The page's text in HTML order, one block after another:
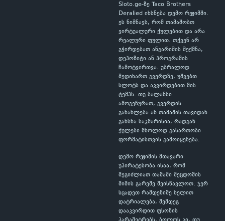
Sloto.ge-ზე Taco Brothers
Deralied იხსნება დემო რეჟიმში.
ეს ნიშნავს, რომ თამაშობთ
ვირტუალური ქულებით და არა
რეალური ფულით. თქვენ არ
გჭირდებათ ანგარიშის შექმნა,
დეპოზიტი ან პროგრამის
ჩამოტვირთვა. უბრალოდ
შედიხართ გვერდზე, უშვებთ
სლოტს და აკვირდებით მის
ტემპს. თუ ბალანსი
ამოგეწურათ, გვერდის
განახლება ან თამაშის თავიდან
გახსნა საკმარისია, რადგან
ქულები მხოლოდ გასართობი
ფორმატისთვის გამოიყენება.
დემო რეჟიმის მთავარი
უპირატესობა ისაა, რომ
შეგიძლიათ თამაში შეცდომის
შიშის გარეშე შეისწავლოთ. ჯერ
სცადეთ რამდენიმე ხელით
დატრიალება, შემდეგ
დააკვირდით ფსონის